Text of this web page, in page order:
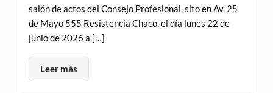
salón de actos del Consejo Profesional, sito en Av. 25
de Mayo 555 Resistencia Chaco, el día lunes 22 de
junio de 2026 a […]
Leer más